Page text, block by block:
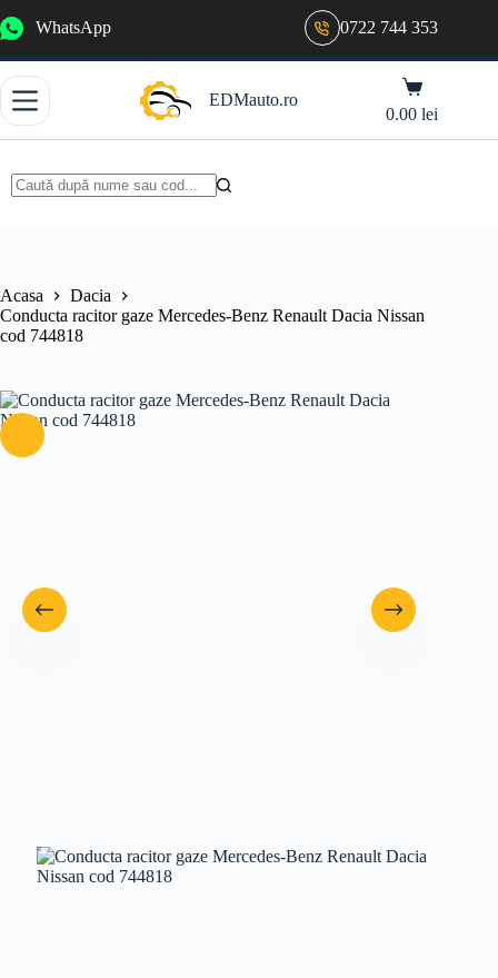
la
WhatsApp 0722 744 353
EDMauto.ro
Coș
de
cumpărături
0.00lei
Acasa
Dacia
Conducta racitor gaze Mercedes-Benz Renault Dacia Nissan
cod 744818